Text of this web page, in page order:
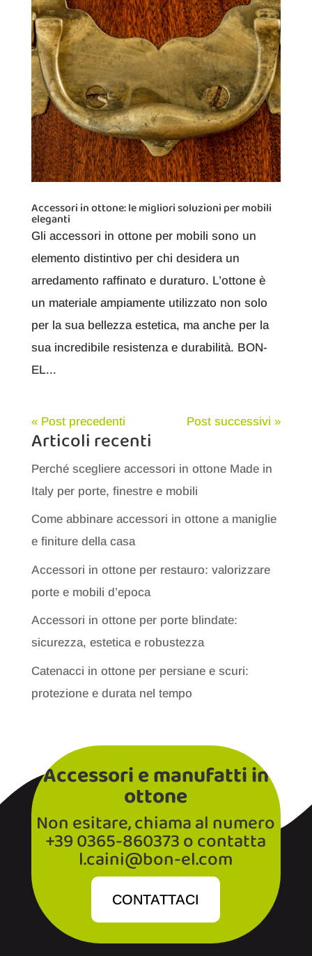
Accessori in ottone: le migliori soluzioni per mobili
eleganti
Gli accessori in ottone per mobili sono un
elemento distintivo per chi desidera un
arredamento raffinato e duraturo. L’ottone è
un materiale ampiamente utilizzato non solo
per la sua bellezza estetica, ma anche per la
sua incredibile resistenza e durabilità. BON-
EL...
« Post precedenti Post successivi »
Articoli recenti
Perché scegliere accessori in ottone Made in
Italy per porte, finestre e mobili
Come abbinare accessori in ottone a maniglie
e finiture della casa
Accessori in ottone per restauro: valorizzare
porte e mobili d’epoca
Accessori in ottone per porte blindate:
sicurezza, estetica e robustezza
Catenacci in ottone per persiane e scuri:
protezione e durata nel tempo
Accessori e manufatti in
ottone
Non esitare, chiama al numero
+39 0365-860373 o contatta
l.caini@bon-el.com
CONTATTACI